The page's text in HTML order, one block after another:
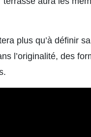
plus qu’à définir
l’originalité, des